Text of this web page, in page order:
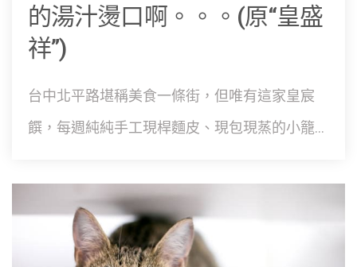
的湯汁燙口啊。。。(原“皇盛
祥”)
台中北平路堪稱美食一條街，但唯有這家皇宸
饌，每週純純手工現桿麵皮、現包現蒸的小籠...